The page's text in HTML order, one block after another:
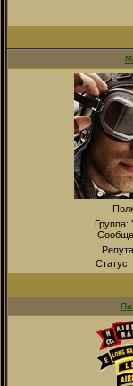
Группа:
Статус: